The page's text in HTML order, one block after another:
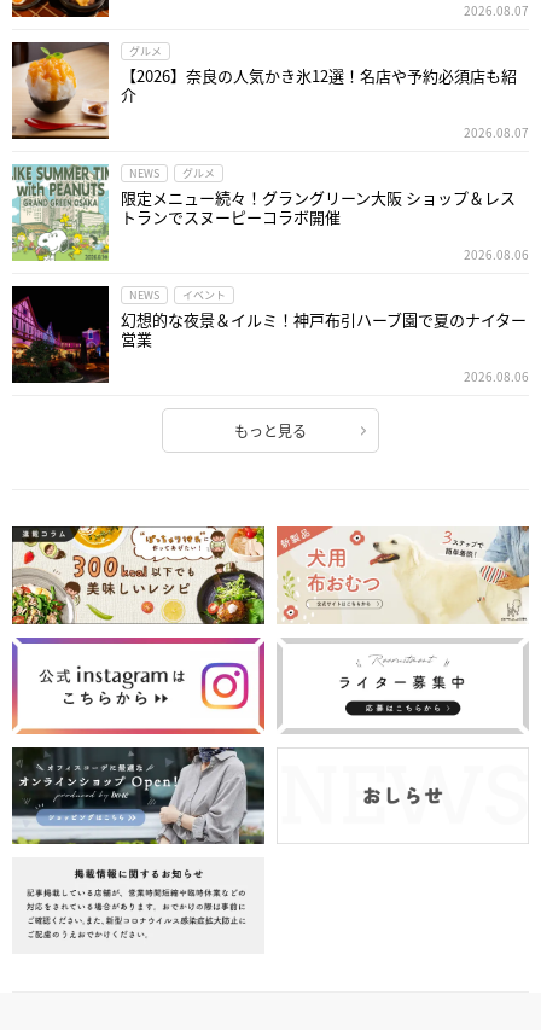
2026.08.07
グルメ
【2026】奈良の人気かき氷12選！名店や予約必須店も紹
介
2026.08.07
NEWS グルメ
限定メニュー続々！グラングリーン大阪 ショップ＆レス
トランでスヌーピーコラボ開催
2026.08.06
NEWS イベント
幻想的な夜景＆イルミ！神戸布引ハーブ園で夏のナイター
営業
2026.08.06
もっと見る